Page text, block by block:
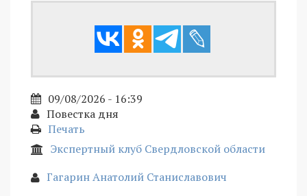
09/08/2026 - 16:39
Повестка дня
Печать
Экспертный клуб Свердловской области
Гагарин Анатолий Станиславович